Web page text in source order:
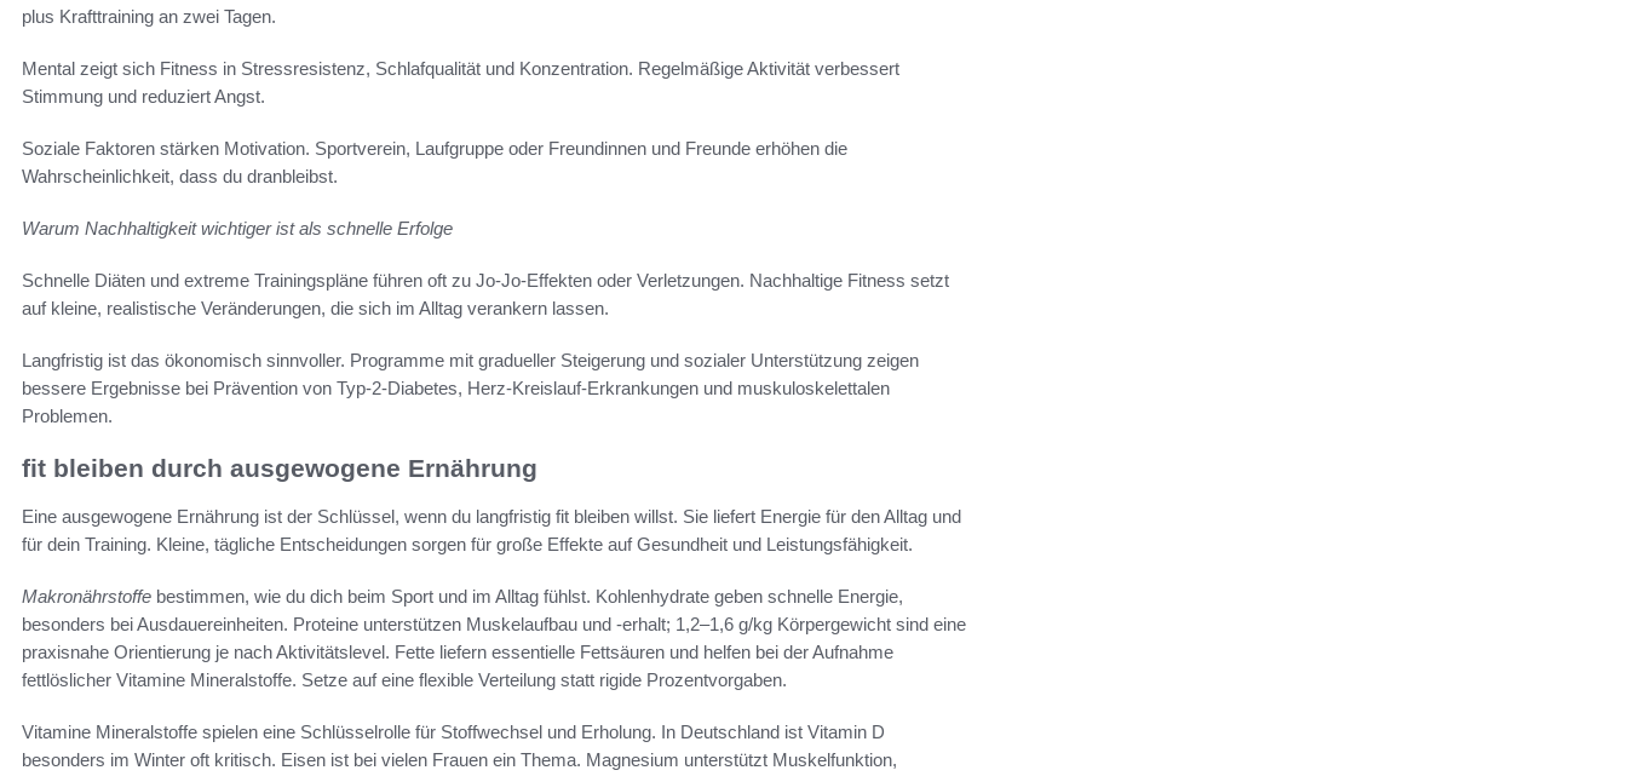
plus Krafttraining an zwei Tagen.
Mental zeigt sich Fitness in Stressresistenz, Schlafqualität und Konzentration. Regelmäßige Aktivität verbessert
Stimmung und reduziert Angst.
Soziale Faktoren stärken Motivation. Sportverein, Laufgruppe oder Freundinnen und Freunde erhöhen die
Wahrscheinlichkeit, dass du dranbleibst.
Warum Nachhaltigkeit wichtiger ist als schnelle Erfolge
Schnelle Diäten und extreme Trainingspläne führen oft zu Jo-Jo-Effekten oder Verletzungen. Nachhaltige Fitness setzt
auf kleine, realistische Veränderungen, die sich im Alltag verankern lassen.
Langfristig ist das ökonomisch sinnvoller. Programme mit gradueller Steigerung und sozialer Unterstützung zeigen
bessere Ergebnisse bei Prävention von Typ-2-Diabetes, Herz-Kreislauf-Erkrankungen und muskuloskelettalen
Problemen.
fit bleiben durch ausgewogene Ernährung
Eine ausgewogene Ernährung ist der Schlüssel, wenn du langfristig fit bleiben willst. Sie liefert Energie für den Alltag und
für dein Training. Kleine, tägliche Entscheidungen sorgen für große Effekte auf Gesundheit und Leistungsfähigkeit.
Makronährstoffe bestimmen, wie du dich beim Sport und im Alltag fühlst. Kohlenhydrate geben schnelle Energie,
besonders bei Ausdauereinheiten. Proteine unterstützen Muskelaufbau und -erhalt; 1,2–1,6 g/kg Körpergewicht sind eine
praxisnahe Orientierung je nach Aktivitätslevel. Fette liefern essentielle Fettsäuren und helfen bei der Aufnahme
fettlöslicher Vitamine Mineralstoffe. Setze auf eine flexible Verteilung statt rigide Prozentvorgaben.
Vitamine Mineralstoffe spielen eine Schlüsselrolle für Stoffwechsel und Erholung. In Deutschland ist Vitamin D
besonders im Winter oft kritisch. Eisen ist bei vielen Frauen ein Thema. Magnesium unterstützt Muskelfunktion,